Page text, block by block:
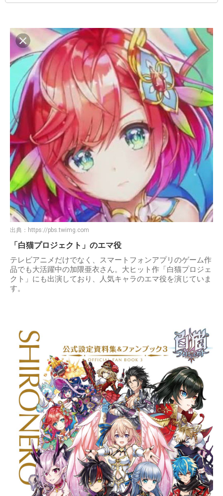
出典： https://pbs.twimg.com
「白猫プロジェクト」のエマ役
テレビアニメだけでなく、スマートフォンアプリのゲーム作
品でも大活躍中の加隈亜衣さん。大ヒット作「白猫プロジェ
クト」にも出演しており、人気キャラのエマ役を演じていま
す。